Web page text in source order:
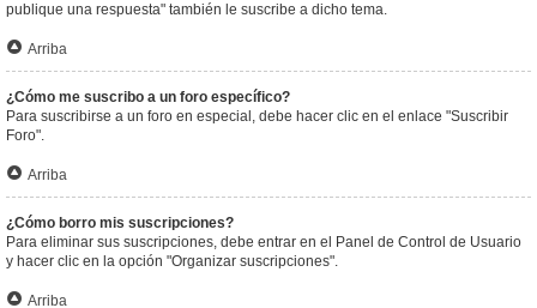
publique una respuesta" también le suscribe a dicho tema.
Arriba
¿Cómo me suscribo a un foro específico?
Para suscribirse a un foro en especial, debe hacer clic en el enlace "Suscribir
Foro".
Arriba
¿Cómo borro mis suscripciones?
Para eliminar sus suscripciones, debe entrar en el Panel de Control de Usuario
y hacer clic en la opción "Organizar suscripciones".
Arriba